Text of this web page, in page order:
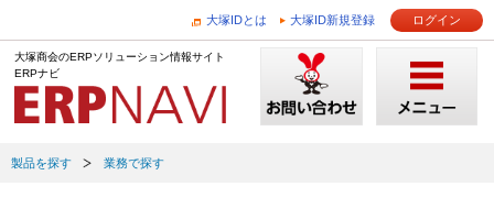
大塚IDとは 大塚ID新規登録 ログイン
大塚商会のERPソリューション情報サイト
ERPナビ
製品を探す 業務で探す